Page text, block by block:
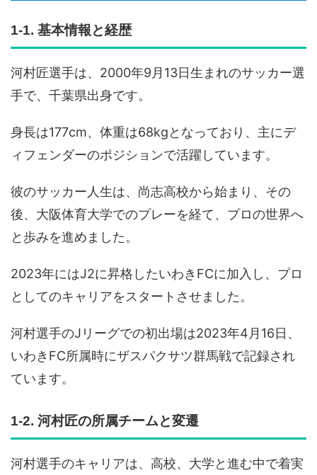
1-1. 基本情報と経歴
河村匠選手は、2000年9月13日生まれのサッカー選
手で、千葉県出身です。
身長は177cm、体重は68kgとなっており、主にデ
ィフェンダーのポジションで活躍しています。
彼のサッカー人生は、尚志高校から始まり、その
後、大阪体育大学でのプレーを経て、プロの世界へ
と歩みを進めました。
2023年にはJ2に昇格したいわきFCに加入し、プロ
としてのキャリアをスタートさせました。
河村選手のJリーグでの初出場は2023年4月16日、
いわきFC所属時にザスパクサツ群馬戦で記録され
ています。
1-2. 河村匠の所属チームと変遷
河村選手のキャリアは、高校、大学と進む中で着実